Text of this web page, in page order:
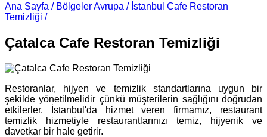
Ana Sayfa / Bölgeler Avrupa / İstanbul Cafe Restoran
Temizliği /
Çatalca Cafe Restoran Temizliği
Restoranlar, hijyen ve temizlik standartlarına uygun bir
şekilde yönetilmelidir çünkü müşterilerin sağlığını doğrudan
etkilerler. İstanbul'da hizmet veren firmamız, restaurant
temizlik hizmetiyle restaurantlarınızı temiz, hijyenik ve
davetkar bir hale getirir.